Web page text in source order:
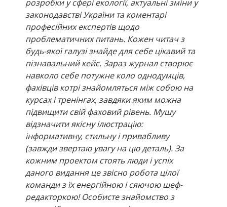
розробки у сфері екології, актуальні зміни у
законодавстві України та коментарі
професійних експертів щодо
проблематичних питань. Кожен читач з
будь-якої галузі знайде для себе цікавий та
пізнавальний кейс. Зараз журнал створює
навколо себе потужне коло однодумців,
фахівців котрі знайомляться між собою на
курсах і тренінгах, завдяки яким можна
підвищити свій фаховий рівень. Мушу
відзначити якісну ілюстрацію:
інформативну, стильну і привабливу
(завжди звертаю увагу на цю деталь). За
кожним проектом стоять люди і успіх
даного видання це звісно робота цілої
команди з їх енергійною і сяючою шеф-
редакторкою! Особисте знайомство з